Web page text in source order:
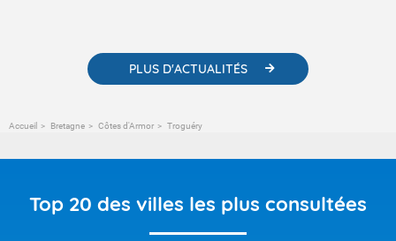
PLUS D'ACTUALITÉS
Accueil Bretagne Côtes d'Armor Troguéry
Top 20 des villes les plus consultées